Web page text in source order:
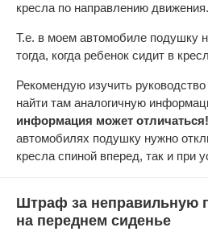
кресла по направлению движения.
Т.е. в моем автомобиле подушку
тогда, когда ребенок сидит в
Рекомендую изучить
найти там аналогичную
информация может отличаться!
автомобилях подушку нужно
кресла спиной вперед, так и при
Штраф за неправильную
на переднем сиденье